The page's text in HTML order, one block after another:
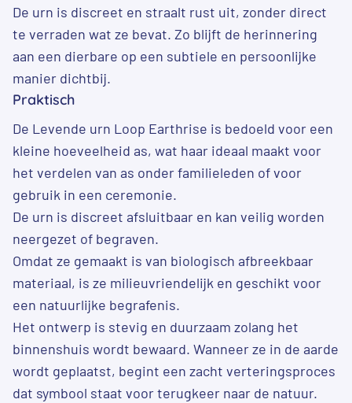
De urn is discreet en straalt rust uit, zonder direct
te verraden wat ze bevat. Zo blijft de herinnering
aan een dierbare op een subtiele en persoonlijke
manier dichtbij.
Praktisch
De Levende urn Loop Earthrise is bedoeld voor een
kleine hoeveelheid as, wat haar ideaal maakt voor
het verdelen van as onder familieleden of voor
gebruik in een ceremonie.
De urn is discreet afsluitbaar en kan veilig worden
neergezet of begraven.
Omdat ze gemaakt is van biologisch afbreekbaar
materiaal, is ze milieuvriendelijk en geschikt voor
een natuurlijke begrafenis.
Het ontwerp is stevig en duurzaam zolang het
binnenshuis wordt bewaard. Wanneer ze in de aarde
wordt geplaatst, begint een zacht verteringsproces
dat symbool staat voor terugkeer naar de natuur.